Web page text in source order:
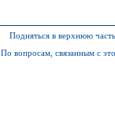
Подняться в верхнюю часть
По вопросам, связанным с